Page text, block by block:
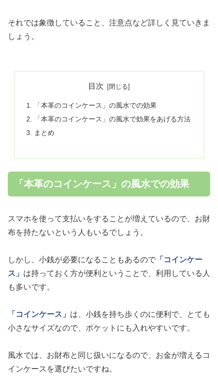
それでは象徴していること、注意点など詳しく見ていきま
しょう。
目次
「本革のコインケース」の風水での効果
「本革のコインケース」の風水で効果をあげる方法
まとめ
「本革のコインケース」の風水での効果
スマホを使って支払いをすることが増えているので、お財
布を持たないという人もいるでしょう。
しかし、小銭が必要になることもあるので 「コインケー
ス」 は持っておく方が便利ということで、利用している人
も多いです。
「コインケース」 は、小銭を持ち歩くのに便利で、とても
小さなサイズなので、ポケットにも入れやすいです。
風水では、お財布と同じ扱いになるので、お金が増えるコ
インケースを選びたいですね。